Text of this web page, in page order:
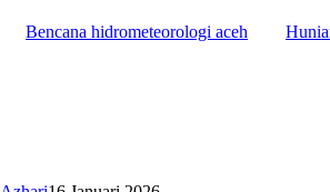
Bencana hidrometeorologi aceh